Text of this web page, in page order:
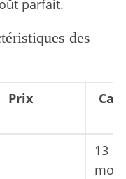
parfait.
des
Prix
13